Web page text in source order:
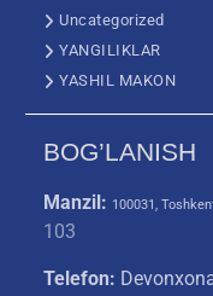
Uncategorized
YANGILIKLAR
YASHIL MAKON
BOG’LANISH
Manzil: 100031,
103
Telefon: